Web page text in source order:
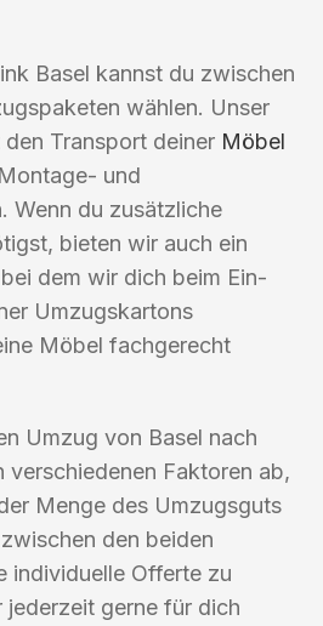
Basel kannst du zwischen
wählen. Unser
Transport deiner Möbel
und
Wenn du zusätzliche
bieten wir auch ein
dem wir dich beim Ein-
Umzugskartons
Möbel fachgerecht
Umzug von Basel nach
verschiedenen Faktoren ab,
Menge des Umzugsguts
den beiden
individuelle Offerte zu
jederzeit gerne für dich